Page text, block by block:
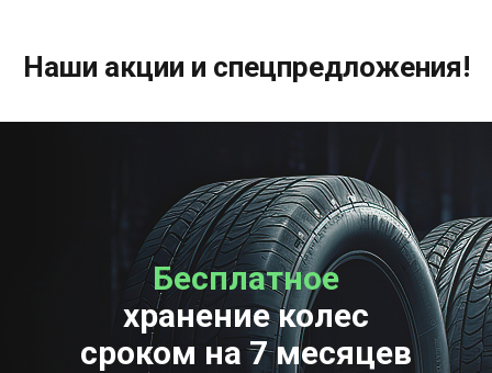
Наши акции и спецпредложения!
Бесплатное
хранение колес
сроком на 7 месяцев
Бесплатная
проверка колес